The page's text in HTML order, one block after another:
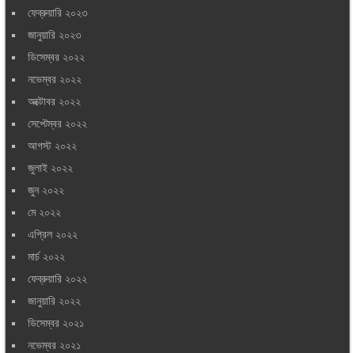
ফেব্রুয়ারি ২০২৩
জানুয়ারি ২০২৩
ডিসেম্বর ২০২২
নভেম্বর ২০২২
অক্টোবর ২০২২
সেপ্টেম্বর ২০২২
আগস্ট ২০২২
জুলাই ২০২২
জুন ২০২২
মে ২০২২
এপ্রিল ২০২২
মার্চ ২০২২
ফেব্রুয়ারি ২০২২
জানুয়ারি ২০২২
ডিসেম্বর ২০২১
নভেম্বর ২০২১